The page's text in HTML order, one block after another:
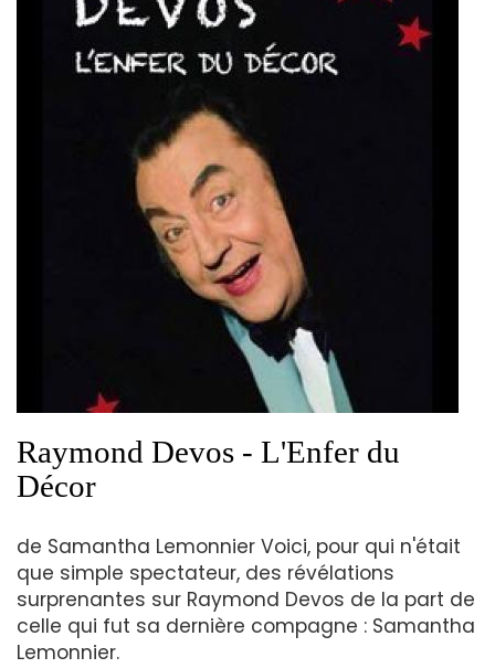
Raymond Devos - L'Enfer du
Décor
de Samantha Lemonnier Voici, pour qui n'était
que simple spectateur, des révélations
surprenantes sur Raymond Devos de la part de
celle qui fut sa dernière compagne : Samantha
Lemonnier.